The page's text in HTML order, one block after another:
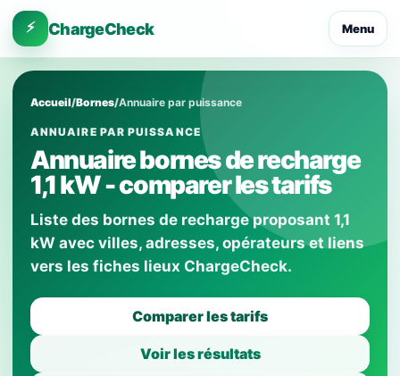
⚡ ChargeCheck Menu
Accueil/Bornes/Annuaire par puissance
ANNUAIRE PAR PUISSANCE
Annuaire bornes de recharge
1,1 kW - comparer les tarifs
Liste des bornes de recharge proposant 1,1
kW avec villes, adresses, opérateurs et liens
vers les fiches lieux ChargeCheck.
Comparer les tarifs
Voir les résultats